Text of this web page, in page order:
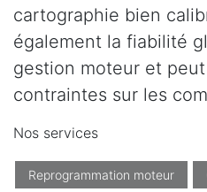
cartographie bien
également la fiabilité
gestion moteur et
contraintes sur les
Nos services
Reprogrammation moteur